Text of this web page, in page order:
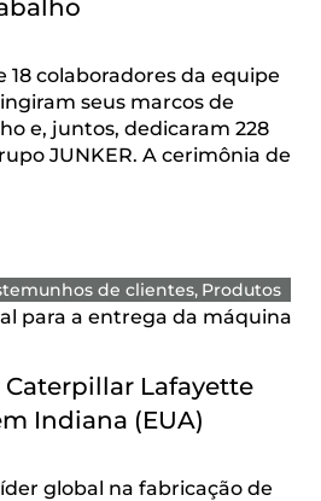
18 colaboradores da equipe
seus marcos de
e, juntos, dedicaram 228
JUNKER. A cerimônia de
de clientes Produtos
para a entrega da máquina
Caterpillar Lafayette
Indiana (EUA)
global na fabricação de